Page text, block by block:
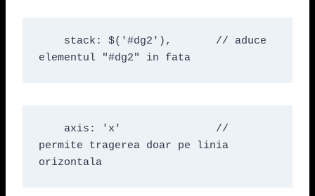
stack: $('#dg2'),       // aduce
elementul "#dg2" in fata
axis: 'x'               //
permite tragerea doar pe linia
orizontala